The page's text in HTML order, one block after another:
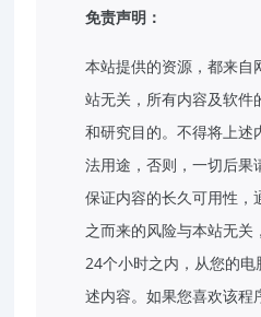
免责声明：
本站提供的资源，都来自
站无关，所有内容及软件
和研究目的。不得将上述
法用途，否则，一切后果
保证内容的长久可用性，
之而来的风险与本站无关
24个小时之内，从您的
述内容。如果您喜欢该程